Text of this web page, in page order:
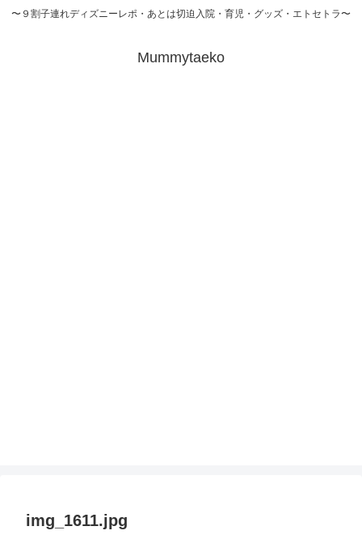
〜９割子連れディズニーレポ・あとは切迫入院・育児・グッズ・エトセトラ〜
Mummytaeko
img_1611.jpg